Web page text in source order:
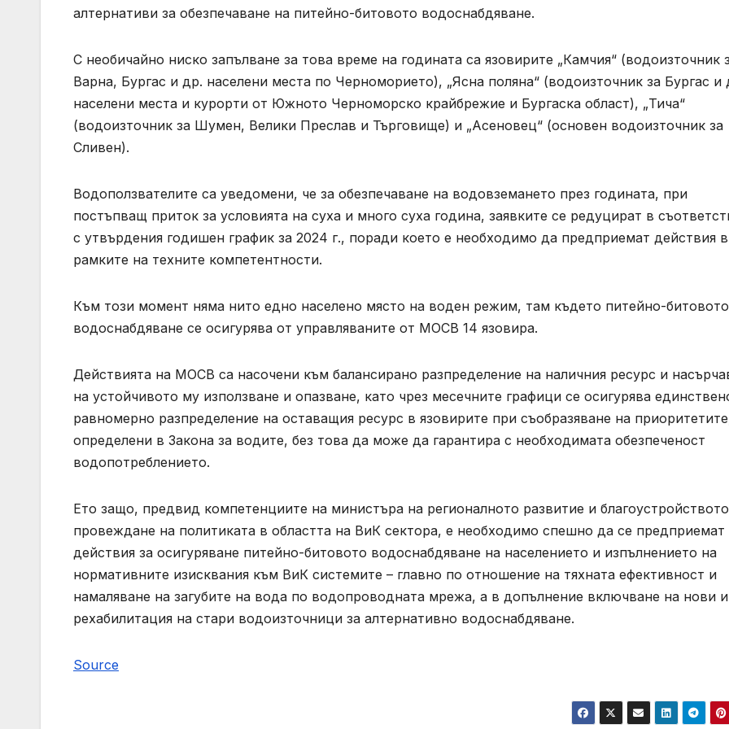
алтернативи за обезпечаване на питейно-битовото водоснабдяване.
С необичайно ниско запълване за това време на годината са язовирите „Камчия“ (водоизточник
Варна, Бургас и др. населени места по Черноморието), „Ясна поляна“ (водоизточник за Бургас и
населени места и курорти от Южното Черноморско крайбрежие и Бургаска област), „Тича“
(водоизточник за Шумен, Велики Преслав и Търговище) и „Асеновец“ (основен водоизточник за
Сливен).
Водоползвателите са уведомени, че за обезпечаване на водовземането през годината, при
постъпващ приток за условията на суха и много суха година, заявките се редуцират в
с утвърдения годишен график за 2024 г., поради което е необходимо да предприемат действия в
рамките на техните компетентности.
Към този момент няма нито едно населено място на воден режим, там където питейно-битовото
водоснабдяване се осигурява от управляваните от МОСВ 14 язовира.
Действията на МОСВ са насочени към балансирано разпределение на наличния ресурс и
на устойчивото му използване и опазване, като чрез месечните графици се осигурява
равномерно разпределение на оставащия ресурс в язовирите при съобразяване на
определени в Закона за водите, без това да може да гарантира с необходимата обезпеченост
водопотреблението.
Ето защо, предвид компетенциите на министъра на регионалното развитие и
провеждане на политиката в областта на ВиК сектора, е необходимо спешно да се предприемат
действия за осигуряване питейно-битовото водоснабдяване на населението и изпълнението на
нормативните изисквания към ВиК системите – главно по отношение на тяхната ефективност и
намаляване на загубите на вода по водопроводната мрежа, а в допълнение включване на нови и
рехабилитация на стари водоизточници за алтернативно водоснабдяване.
Source